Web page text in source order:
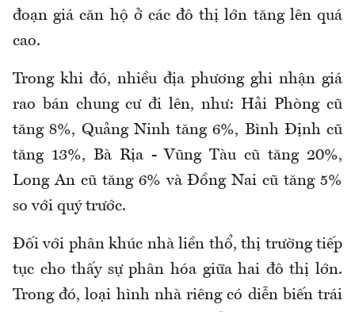
đoạn giá căn hộ ở các đô thị lớn tăng lên quá
cao.
Trong khi đó, nhiều địa phương ghi nhận giá
rao bán chung cư đi lên, như: Hải Phòng cũ
tăng 8%, Quảng Ninh tăng 6%, Bình Định cũ
tăng 13%, Bà Rịa - Vũng Tàu cũ tăng 20%,
Long An cũ tăng 6% và Đồng Nai cũ tăng 5%
so với quý trước.
Đối với phân khúc nhà liền thổ, thị trường tiếp
tục cho thấy sự phân hóa giữa hai đô thị lớn.
Trong đó, loại hình nhà riêng có diễn biến trái